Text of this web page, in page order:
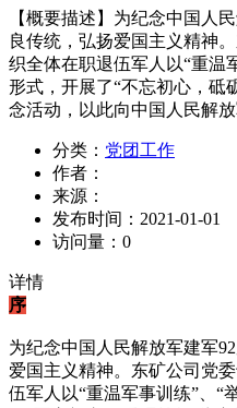
【概要描述】 为纪念中国人
良传统，弘扬爱国主义精神
织全体在职退伍军人以“重温
形式，开展了“不忘初心，砥
念活动，以此向中国人民解放
分类： 党团工作
作者：
来源：
发布时间： 2021-01-01
访问量： 0
详情
序
为纪念中国人民解放军建军
爱国主义精神。东矿公司党
伍军人以“重温军事训练”、“